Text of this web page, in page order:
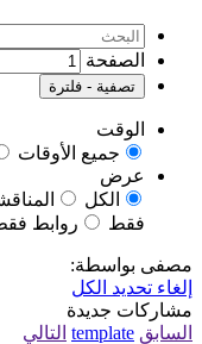
الصفحة
تصفية - فلترة
الوقت
جميع الأوقات
عرض
الكل
فقط
روابط
مصفى بواسطة:
إلغاء تحديد الكل
مشاركات جديدة
السابق template التالي